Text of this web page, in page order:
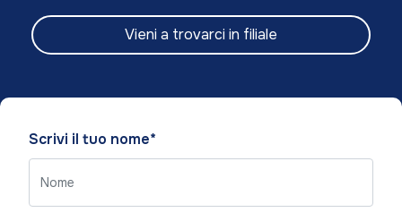
Vieni a trovarci in filiale
Please
leave
this
field
Scrivi il tuo nome*